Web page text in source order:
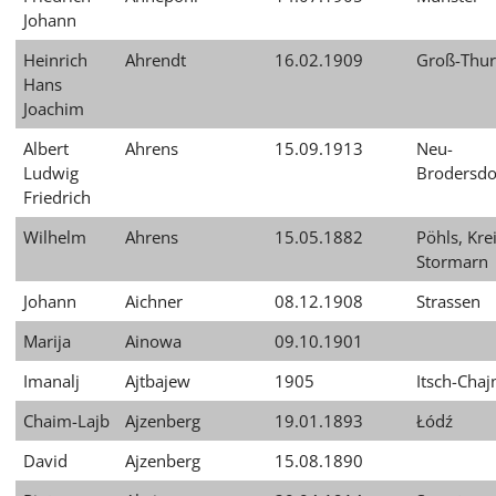
Johann
Heinrich
Hans
Joachim
Ahrendt 16.02.1909 Groß-
Albert
Ludwig
Friedrich
Ahrens 15.09.1913
Neu-
Wilhelm Ahrens 15.05.1882
Pöhls,
Stormarn
Johann
Aichner 08.12.1908
Strassen
Marija
Ainowa
09.10.1901
Imanalj
Ajtbajew 1905
Itsch-
Chaim-Lajb
Ajzenberg 19.01.1893
Łódź
David
Ajzenberg
15.08.1890